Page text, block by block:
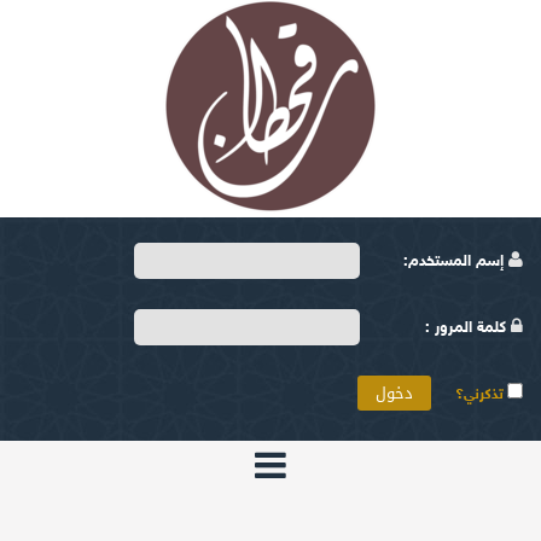
إسم المستخدم:
كلمة المرور :
تذكرني؟